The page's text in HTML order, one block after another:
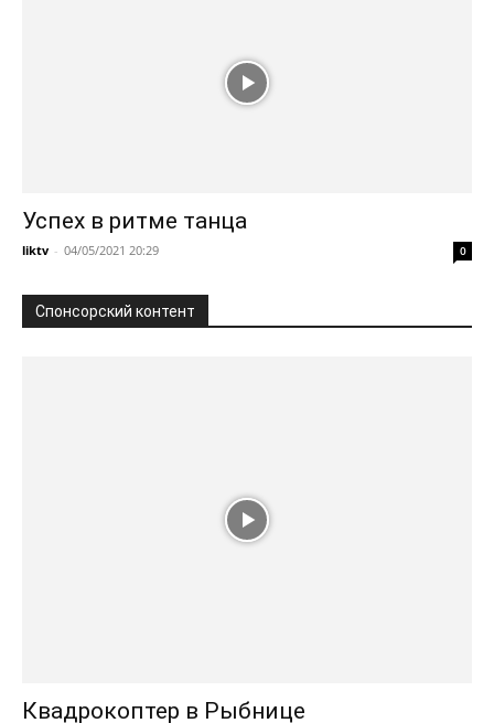
Успех в ритме танца
liktv - 04/05/2021 20:29 0
Спонсорский контент
Квадрокоптер в Рыбнице